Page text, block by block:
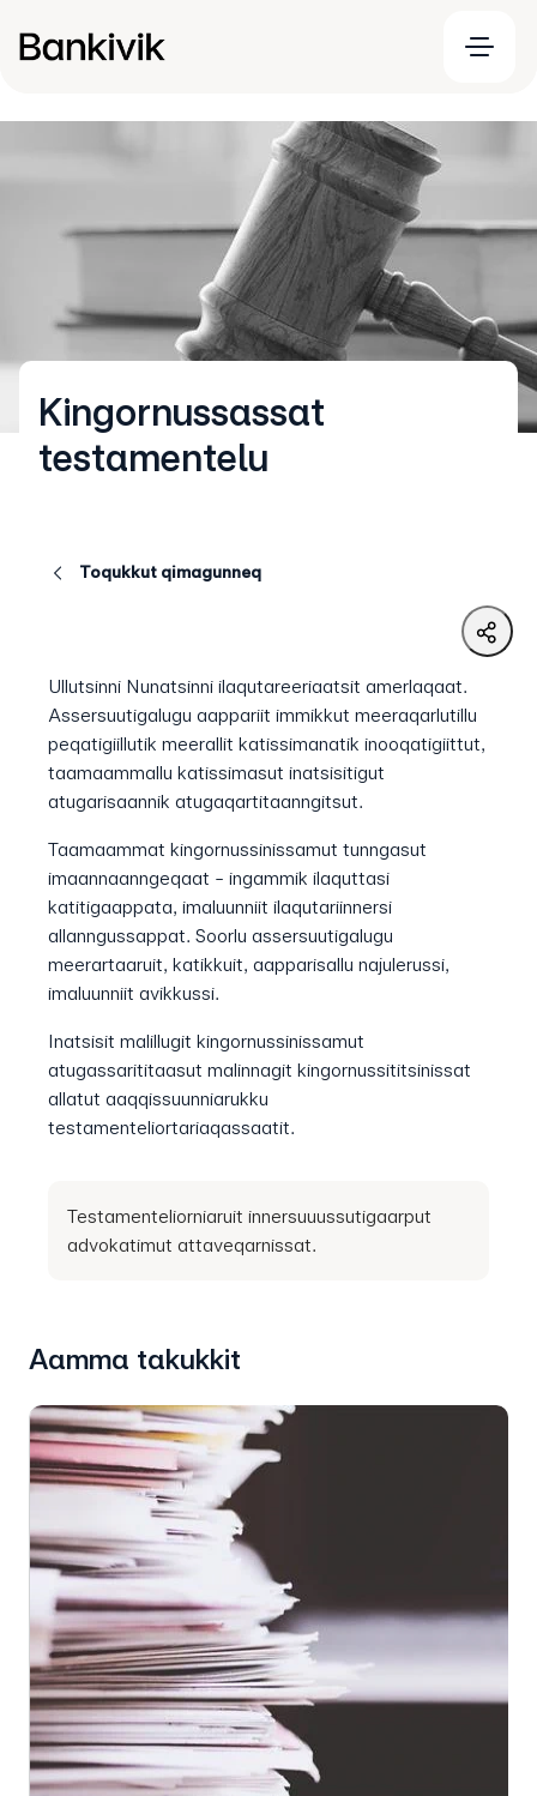
Kingornussassat
testamentelu
Toqukkut qimagunneq
Ullutsinni Nunatsinni ilaqutareeriaatsit amerlaqaat.
Assersuutigalugu aappariit immikkut meeraqarlutillu
peqatigiillutik meerallit katissimanatik inooqatigiittut,
taamaammallu katissimasut inatsisitigut
atugarisaannik atugaqartitaanngitsut.
Taamaammat kingornussinissamut tunngasut
imaannaanngeqaat - ingammik ilaquttasi
katitigaappata, imaluunniit ilaqutariinnersi
allanngussappat. Soorlu assersuutigalugu
meerartaaruit, katikkuit, aapparisallu najulerussi,
imaluunniit avikkussi.
Inatsisit malillugit kingornussinissamut
atugassarititaasut malinnagit kingornussititsinissat
allatut aaqqissuunniarukku
testamenteliortariaqassaatit.
Testamenteliorniaruit innersuuussutigaarput
advokatimut attaveqarnissat.
Aamma takukkit